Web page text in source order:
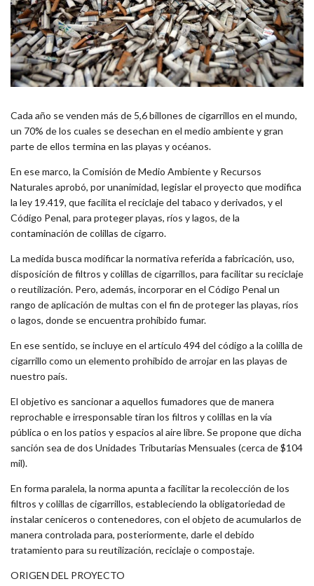
Cada año se venden más de 5,6 billones de cigarrillos en el mundo,
un 70% de los cuales se desechan en el medio ambiente y gran
parte de ellos termina en las playas y océanos.
En ese marco, la Comisión de Medio Ambiente y Recursos
Naturales aprobó, por unanimidad, legislar el proyecto que modifica
la ley 19.419, que facilita el reciclaje del tabaco y derivados, y el
Código Penal, para proteger playas, ríos y lagos, de la
contaminación de colillas de cigarro.
La medida busca modificar la normativa referida a fabricación, uso,
disposición de filtros y colillas de cigarrillos, para facilitar su reciclaje
o reutilización. Pero, además, incorporar en el Código Penal un
rango de aplicación de multas con el fin de proteger las playas, ríos
o lagos, donde se encuentra prohibido fumar.
En ese sentido, se incluye en el artículo 494 del código a la colilla de
cigarrillo como un elemento prohibido de arrojar en las playas de
nuestro país.
El objetivo es sancionar a aquellos fumadores que de manera
reprochable e irresponsable tiran los filtros y colillas en la vía
pública o en los patios y espacios al aire libre. Se propone que dicha
sanción sea de dos Unidades Tributarias Mensuales (cerca de $104
mil).
En forma paralela, la norma apunta a facilitar la recolección de los
filtros y colillas de cigarrillos, estableciendo la obligatoriedad de
instalar ceniceros o contenedores, con el objeto de acumularlos de
manera controlada para, posteriormente, darle el debido
tratamiento para su reutilización, reciclaje o compostaje.
ORIGEN DEL PROYECTO